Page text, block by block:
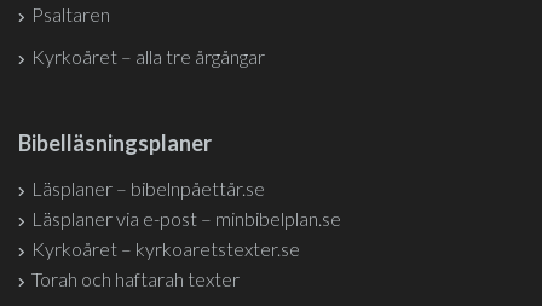
Psaltaren
Kyrkoåret – alla tre årgångar
Bibelläsningsplaner
Läsplaner – bibelnpåettår.se
Läsplaner via e-post – minbibelplan.se
Kyrkoåret – kyrkoaretstexter.se
Torah och haftarah texter